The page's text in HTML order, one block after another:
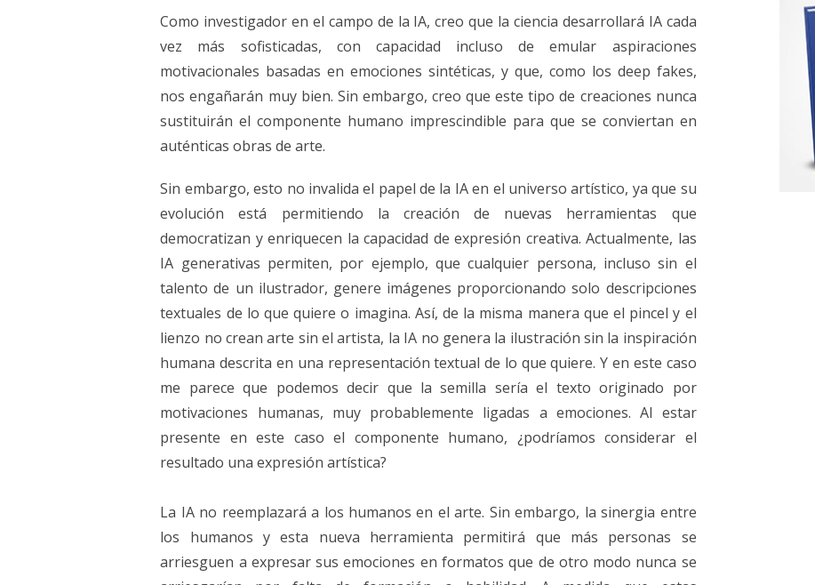
Como investigador en el campo de la IA, creo que la ciencia desarrollará IA cada
vez más sofisticadas, con capacidad incluso de emular aspiraciones
motivacionales basadas en emociones sintéticas, y que, como los deep fakes,
nos engañarán muy bien. Sin embargo, creo que este tipo de creaciones nunca
sustituirán el componente humano imprescindible para que se conviertan en
auténticas obras de arte.
Sin embargo, esto no invalida el papel de la IA en el universo artístico, ya que su
evolución está permitiendo la creación de nuevas herramientas que
democratizan y enriquecen la capacidad de expresión creativa. Actualmente, las
IA generativas permiten, por ejemplo, que cualquier persona, incluso sin el
talento de un ilustrador, genere imágenes proporcionando solo descripciones
textuales de lo que quiere o imagina. Así, de la misma manera que el pincel y el
lienzo no crean arte sin el artista, la IA no genera la ilustración sin la inspiración
humana descrita en una representación textual de lo que quiere. Y en este caso
me parece que podemos decir que la semilla sería el texto originado por
motivaciones humanas, muy probablemente ligadas a emociones. Al estar
presente en este caso el componente humano, ¿podríamos considerar el
resultado una expresión artística?
La IA no reemplazará a los humanos en el arte. Sin embargo, la sinergia entre
los humanos y esta nueva herramienta permitirá que más personas se
arriesguen a expresar sus emociones en formatos que de otro modo nunca se